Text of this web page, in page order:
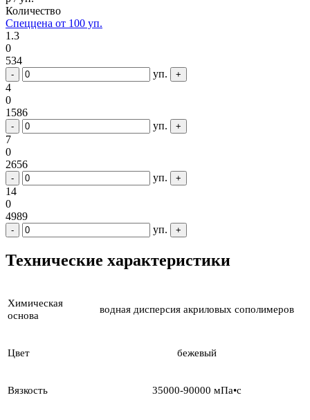
Количество
Спеццена от 100 уп.
1.3
0
534
- уп. +
4
0
1586
- уп. +
7
0
2656
- уп. +
14
0
4989
- уп. +
Технические характеристики
Химическая
основа
водная дисперсия акриловых сополимеров
Цвет бежевый
Вязкость 35000-90000 мПа•с